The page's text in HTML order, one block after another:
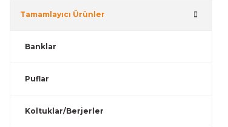
Tamamlayıcı Ürünler
Banklar
Puflar
Koltuklar/Berjerler